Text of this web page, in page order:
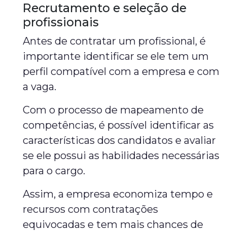
Recrutamento e seleção de
profissionais
Antes de contratar um profissional, é
importante identificar se ele tem um
perfil compatível com a empresa e com
a vaga.
Com o processo de mapeamento de
competências, é possível identificar as
características dos candidatos e avaliar
se ele possui as habilidades necessárias
para o cargo.
Assim, a empresa economiza tempo e
recursos com contratações
equivocadas e tem mais chances de